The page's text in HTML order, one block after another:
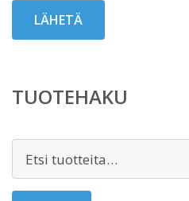
TUOTEHAKU